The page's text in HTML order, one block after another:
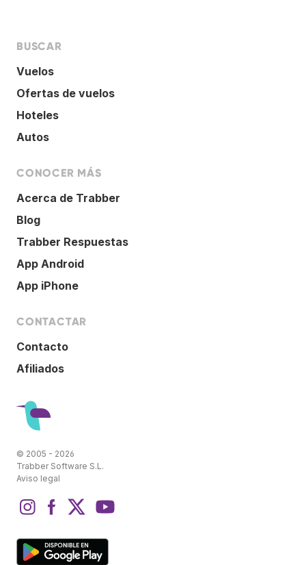
BUSCAR
Vuelos
Ofertas de vuelos
Hoteles
Autos
CONOCER MÁS
Acerca de Trabber
Blog
Trabber Respuestas
App Android
App iPhone
CONTACTAR
Contacto
Afiliados
© 2005 - 2026
Trabber Software S.L.
Aviso legal